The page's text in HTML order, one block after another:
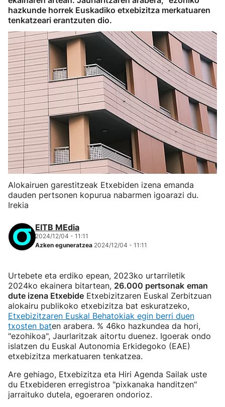
hazkunde horrek Euskadiko etxebizitza merkatuaren
tenkatzeari erantzuten dio.
Alokairuen garestitzeak Etxebiden izena emanda
dauden pertsonen kopurua nabarmen igoarazi du.
Irekia
EITB MEdia
2024/12/04 - 11:11
Azken eguneratzea 2024/12/04 - 11:11
Urtebete eta erdiko epean, 2023ko urtarriletik
2024ko ekainera bitartean, 26.000 pertsonak eman
dute izena Etxebide Etxebizitzaren Euskal Zerbitzuan
alokairu publikoko etxebizitza bat eskuratzeko,
Etxebizitzaren Euskal Behatokiak egin berri duen
txosten baten arabera. % 46ko hazkundea da hori,
"ezohikoa", Jaurlaritzak aitortu duenez. Igoerak ondo
islatzen du Euskal Autonomia Erkidegoko (EAE)
etxebizitza merkatuaren tenkatzea.
Are gehiago, Etxebizitza eta Hiri Agenda Sailak uste
du Etxebideren erregistroa "pixkanaka handitzen"
jarraituko dutela, egoeraren ondorioz.